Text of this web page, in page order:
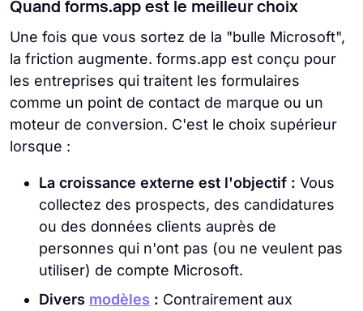
Quand forms.app est le meilleur choix
Une fois que vous sortez de la "bulle Microsoft",
la friction augmente. forms.app est conçu pour
les entreprises qui traitent les formulaires
comme un point de contact de marque ou un
moteur de conversion. C'est le choix supérieur
lorsque :
La croissance externe est l'objectif : Vous
collectez des prospects, des candidatures
ou des données clients auprès de
personnes qui n'ont pas (ou ne veulent pas
utiliser) de compte Microsoft.
Divers modèles : Contrairement aux